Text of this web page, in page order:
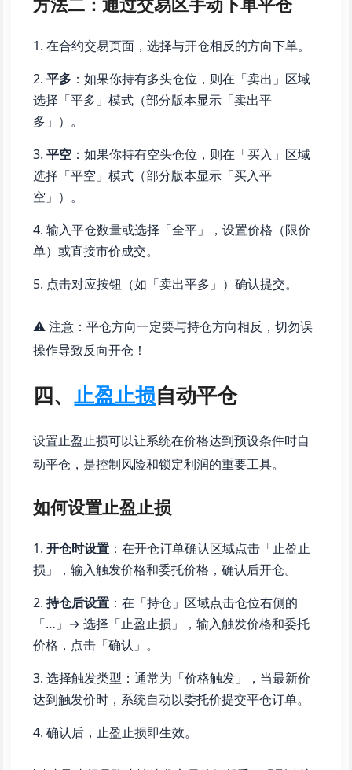
在合约交易页面，选择与开仓相反的方向下单。
平多 ：如果你持有多头仓位，则在「卖出」区域
选择「平多」模式（部分版本显示「卖出平
多」）。
平空 ：如果你持有空头仓位，则在「买入」区域
选择「平空」模式（部分版本显示「买入平
空」）。
输入平仓数量或选择「全平」，设置价格（限价
单）或直接市价成交。
点击对应按钮（如「卖出平多」）确认提交。
⚠️ 注意：平仓方向一定要与持仓方向相反，切勿误
操作导致反向开仓！
四、止盈止损自动平仓
设置止盈止损可以让系统在价格达到预设条件时自
动平仓，是控制风险和锁定利润的重要工具。
如何设置止盈止损
开仓时设置 ：在开仓订单确认区域点击「止盈止
损」，输入触发价格和委托价格，确认后开仓。
持仓后设置 ：在「持仓」区域点击仓位右侧的
「…」→ 选择「止盈止损」，输入触发价格和委托
价格，点击「确认」。
选择触发类型：通常为「价格触发」，当最新价
达到触发价时，系统自动以委托价提交平仓订单。
确认后，止盈止损即生效。